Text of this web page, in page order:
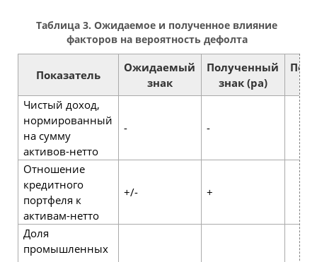
Таблица 3. Ожидаемое и полученное влияние
факторов на вероятность дефолта
Показатель
Ожидаемый
знак
Полученный
знак (pa)
Чистый доход,
нормированный
на сумму
активов-нетто
- -
Отношение
кредитного
портфеля к
активам-нетто
+/- +
Доля
промышленных